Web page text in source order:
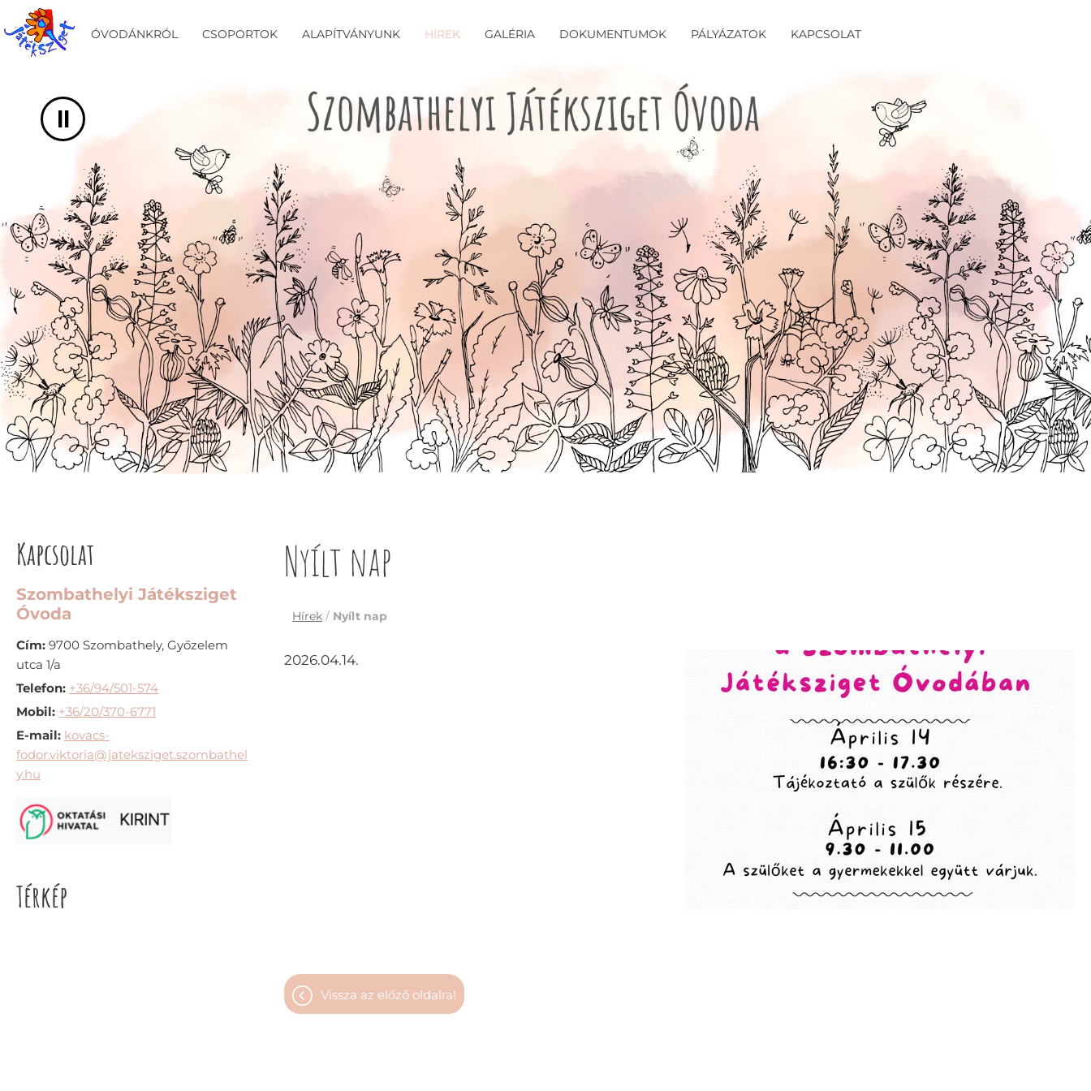
UGRÁS A TARTALOMHOZ
ÓVODÁNKRÓL CSOPORTOK ALAPÍTVÁNYUNK HÍREK GALÉRIA DOKUMENTUMOK PÁLYÁZATOK KAPCSOLAT
II
Kapcsolat
Szombathelyi Játéksziget
Óvoda
Cím: 9700 Szombathely, Győzelem
utca 1/a
Telefon: +36/94/501-574
Mobil: +36/20/370-6771
E-mail: kovacs-
fodor.viktoria@jateksziget.szombathel
y.hu
Térkép
Nyílt nap
Hírek / Nyílt nap
2026.04.14.
vissza az előző oldalra!